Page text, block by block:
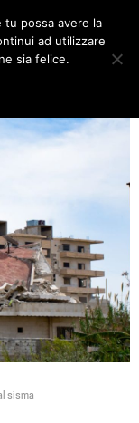
Toggle
sisma
tu possa avere la
ad utilizzare
sia felice.